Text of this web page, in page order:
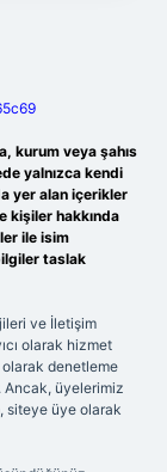
kurum veya şahıs
yalnızca kendi
yer alan içerikler
kişiler hakkında
ile isim
taslak
ve İletişim
olarak hizmet
denetleme
Ancak, üyelerimiz
siteye üye olarak